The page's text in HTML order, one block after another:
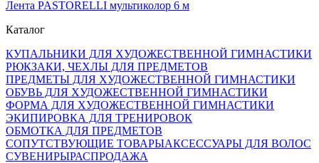
Лента PASTORELLI мультиколор 6 м
Каталог
КУПАЛЬНИКИ ДЛЯ ХУДОЖЕСТВЕННОЙ ГИМНАСТИКИ
РЮКЗАКИ, ЧЕХЛЫ ДЛЯ ПРЕДМЕТОВ
ПРЕДМЕТЫ ДЛЯ ХУДОЖЕСТВЕННОЙ ГИМНАСТИКИ
ОБУВЬ ДЛЯ ХУДОЖЕСТВЕННОЙ ГИМНАСТИКИ
ФОРМА ДЛЯ ХУДОЖЕСТВЕННОЙ ГИМНАСТИКИ
ЭКИПИРОВКА ДЛЯ ТРЕНИРОВОК
ОБМОТКА ДЛЯ ПРЕДМЕТОВ
СОПУТСТВУЮЩИЕ ТОВАРЫАКСЕССУАРЫ ДЛЯ ВОЛОС
СУВЕНИРЫРАСПРОДАЖА